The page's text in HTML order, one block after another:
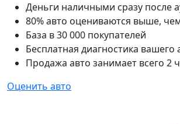
Деньги наличными сразу после
80% авто оцениваются выше,
База в 30 000 покупателей
Бесплатная диагностика вашего
Продажа авто занимает всего 2
Оценить авто